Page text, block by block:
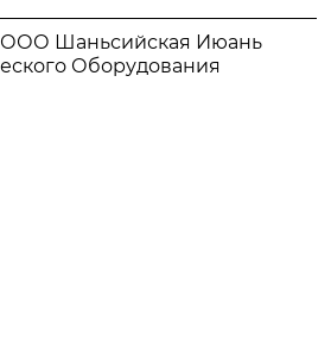
Шаньсийская Июань
Оборудования